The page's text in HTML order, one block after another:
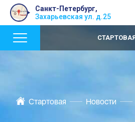
Санкт-Петербург,
Захарьевская ул. д.25
Стартовая Новости